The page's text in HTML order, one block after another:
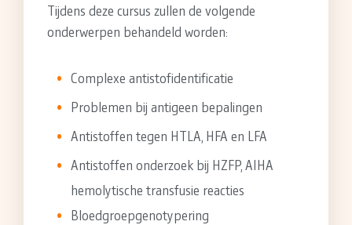
Tijdens deze cursus zullen de volgende
onderwerpen behandeld worden:
Complexe antistofidentificatie
Problemen bij antigeen bepalingen
Antistoffen tegen HTLA, HFA en LFA
Antistoffen onderzoek bij HZFP, AIHA
hemolytische transfusie reacties
Bloedgroepgenotypering